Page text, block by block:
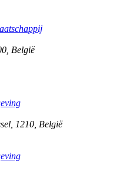
België
1210 België